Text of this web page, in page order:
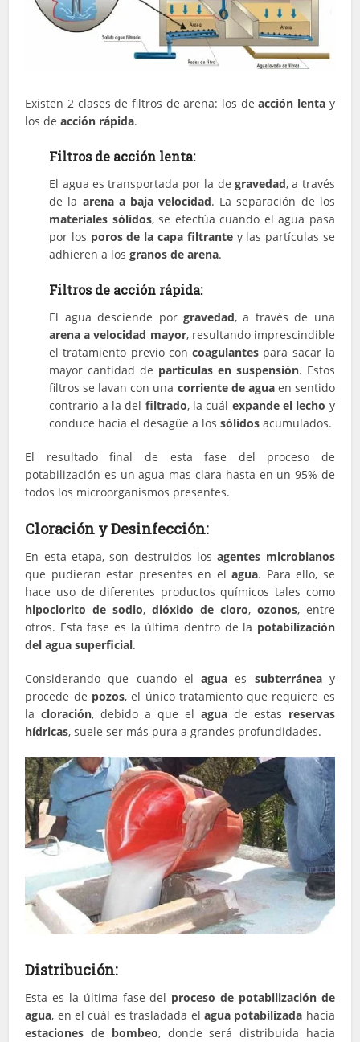
Existen 2 clases de filtros de arena: los deacción lenta y
los deacción rápida.
Filtros de acción lenta:
El agua es transportada por la de gravedad, a través
de la arena a baja velocidad. La separación de los
materiales sólidos, se efectúa cuando el agua pasa
por los poros de la capa filtrantey las partículas se
adhieren a losgranos de arena.
Filtros de acción rápida:
El agua desciende por gravedad, a través de una
arena a velocidad mayor, resultando imprescindible
el tratamiento previo concoagulantes para sacar la
mayor cantidad de partículas en suspensión. Estos
filtros se lavan con una corriente de aguaen sentido
contrario a la del filtrado, la cuál expande el lecho y
conduce hacia el desagüe a lossólidos acumulados.
El resultado final de esta fase del proceso de
potabilización es un agua mas clara hasta en un 95% de
todos los microorganismos presentes.
Cloración y Desinfección:
En esta etapa, son destruidos losagentes microbianos
que pudieran estar presentes en elagua. Para ello, se
hace uso de diferentes productos químicos tales como
hipoclorito de sodio,dióxido de cloro, ozonos, entre
otros. Esta fase es la última dentro de la potabilización
del agua superficial.
Considerando que cuando elagua es subterráneay
procede de pozos, el único tratamiento que requiere es
lacloración, debido a que el aguade estas reservas
hídricas, suele ser más pura a grandes profundidades.
Distribución:
Esta es la última fase del proceso de potabilización de
agua, en el cuál es trasladada el agua potabilizada hacia
estaciones de bombeo, donde será distribuida hacia